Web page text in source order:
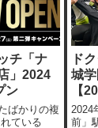
チ「ナ
」2024
ン
ばかりの複
ている
ド
城
【
2024
前」